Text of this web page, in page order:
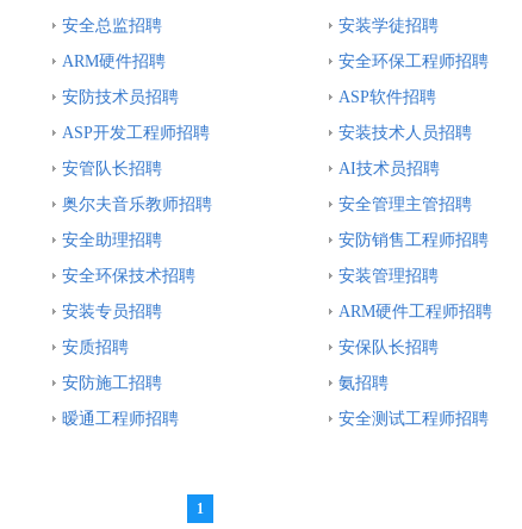
安全总监招聘 安装学徒招聘
ARM硬件招聘 安全环保工程师招聘
安防技术员招聘 ASP软件招聘
ASP开发工程师招聘 安装技术人员招聘
安管队长招聘 AI技术员招聘
奥尔夫音乐教师招聘 安全管理主管招聘
安全助理招聘 安防销售工程师招聘
安全环保技术招聘 安装管理招聘
安装专员招聘 ARM硬件工程师招聘
安质招聘 安保队长招聘
安防施工招聘 氨招聘
暧通工程师招聘 安全测试工程师招聘
1